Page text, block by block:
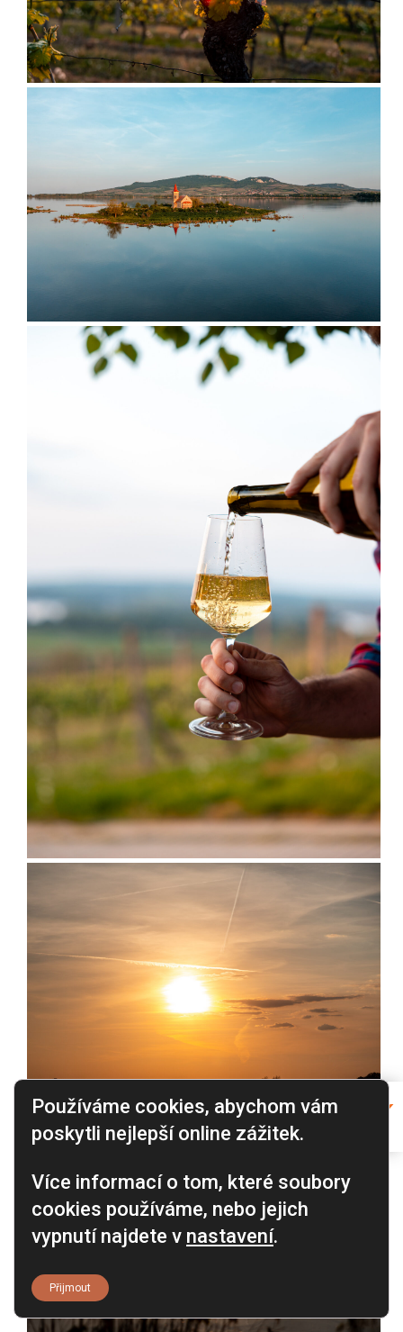
Používáme cookies, abychom vám
poskytli nejlepší online zážitek.
Více informací o tom, které soubory
cookies používáme, nebo jejich
vypnutí najdete v nastavení.
Přijmout